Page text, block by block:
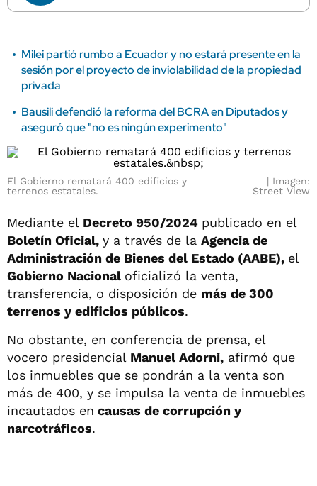
Milei partió rumbo a Ecuador y no estará presente en la
sesión por el proyecto de inviolabilidad de la propiedad
privada
Bausili defendió la reforma del BCRA en Diputados y
aseguró que "no es ningún experimento"
El Gobierno rematará 400 edificios y
terrenos estatales.
Imagen:
Street View
Mediante el Decreto 950/2024 publicado en el
Boletín Oficial, y a través de la Agencia de
Administración de Bienes del Estado (AABE), el
Gobierno Nacional oficializó la venta,
transferencia, o disposición de más de 300
terrenos y edificios públicos.
No obstante, en conferencia de prensa, el
vocero presidencial Manuel Adorni, afirmó que
los inmuebles que se pondrán a la venta son
más de 400, y se impulsa la venta de inmuebles
incautados en causas de corrupción y
narcotráficos.